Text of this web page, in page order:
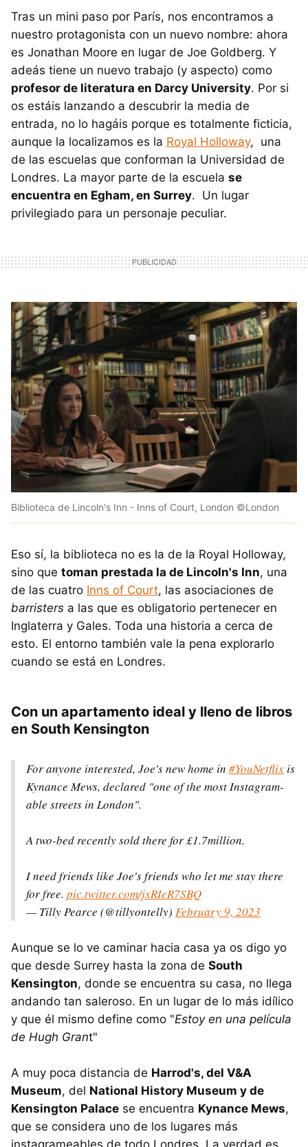
Tras un mini paso por París, nos encontramos a
nuestro protagonista con un nuevo nombre: ahora
es Jonathan Moore en lugar de Joe Goldberg. Y
adeás tiene un nuevo trabajo (y aspecto) como
profesor de literatura en Darcy University. Por si
os estáis lanzando a descubrir la media de
entrada, no lo hagáis porque es totalmente ficticia,
aunque la localizamos es la Royal Holloway, una
de las escuelas que conforman la Universidad de
Londres. La mayor parte de la escuela se
encuentra en Egham, en Surrey. Un lugar
privilegiado para un personaje peculiar.
Biblioteca de Lincoln's Inn - Inns of Court, London ©London
Eso sí, la biblioteca no es la de la Royal Holloway,
sino que toman prestada la de Lincoln's Inn, una
de las cuatro Inns of Court, las asociaciones de
barristers a las que es obligatorio pertenecer en
Inglaterra y Gales. Toda una historia a cerca de
esto. El entorno también vale la pena explorarlo
cuando se está en Londres.
Con un apartamento ideal y lleno de libros
en South Kensington
For anyone interested, Joe's new home in #YouNetflixis
Kynance Mews, declared "one of the most Instagram-
able streets in London".
A two-bed recently sold there for £1.7million.
I need friends like Joe's friends who let me stay there
for free. pic.twitter.com/jxRIeR7SBQ
— Tilly Pearce (@tillyontelly) February 9, 2023
Aunque se lo ve caminar hacia casa ya os digo yo
que desde Surrey hasta la zona de South
Kensington, donde se encuentra su casa, no llega
andando tan saleroso. En un lugar de lo más idílico
y que él mismo define como "Estoy en una película
de Hugh Grant"
A muy poca distancia de Harrod's, del V&A
Museum, del National History Museum y de
Kensington Palace se encuentra Kynance Mews,
que se considera uno de los lugares más